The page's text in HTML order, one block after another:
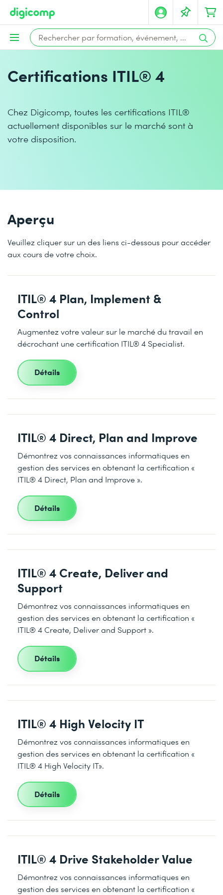
Certifications ITIL® 4
Chez Digicomp, toutes les certifications ITIL®
actuellement disponibles sur le marché sont à
votre disposition.
Aperçu
Veuillez cliquer sur un des liens ci-dessous pour accéder
aux cours de votre choix.
ITIL® 4 Plan, Implement &
Control
Augmentez votre valeur sur le marché du travail en
décrochant une certification ITIL® 4 Specialist.
Détails
ITIL® 4 Direct, Plan and Improve
Démontrez vos connaissances informatiques en
gestion des services en obtenant la certification «
ITIL® 4 Direct, Plan and Improve ».
Détails
ITIL® 4 Create, Deliver and
Support
Démontrez vos connaissances informatiques en
gestion des services en obtenant la certification «
ITIL® 4 Create, Deliver and Support ».
Détails
ITIL® 4 High Velocity IT
Démontrez vos connaissances informatiques en
gestion des services en obtenant la certification «
ITIL® 4 High Velocity IT».
Détails
ITIL® 4 Drive Stakeholder Value
Démontrez vos connaissances informatiques en
gestion des services en obtenant la certification «